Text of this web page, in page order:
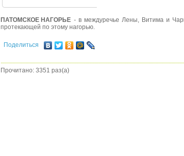
ПАТОМСКОЕ НАГОРЬЕ - в междуречье Лены, Витима и
протекающей по этому нагорью.
Поделиться
Прочитано: 3351 раз(а)